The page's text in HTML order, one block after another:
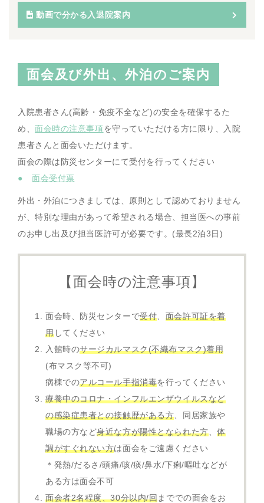
動画で分かる入退院案内
面会及び外出、外泊のご案内
入院患者さん(高齢・免疫不全など)の安全を確保するた
め、面会時の注意事項を守っていただける方に限り、入院
患者さんと面会いただけます。
面会の際は防災センターにて受付を行ってください
面会受付票
外出・外泊につきましては、原則として認めておりません
が、特別な理由があって希望される場合、担当医への事前
のお申し出及び担当医許可が必要です。(最長2泊3日)
【面会時の注意事項】
面会時、防災センターで受付
面会許可証を着
用してください
入館時のサージカルマスク(不織布マスク)着用
(布マスク等不可)
病棟でのアルコール手指消毒を行ってください
療養中のコロナ・インフルエンザウイルスなど
の感染症患者との接触歴がある方 、同居家族や
職場の方など身近な方が陽性となられた方、体
調がすぐれない方は面会をご遠慮ください
＊発熱/だるさ/頭痛/咳/痰/鼻水/下痢/嘔吐などが
ある方は面会不可
面会者2名程度、30分以内/回まででの面会をお